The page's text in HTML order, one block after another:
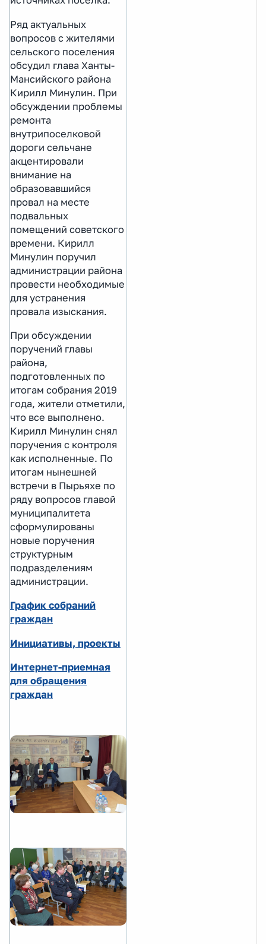
Ряд актуальных
вопросов с жителями
сельского поселения
обсудил глава Ханты-
Мансийского района
Кирилл Минулин. При
обсуждении проблемы
ремонта
внутрипоселковой
дороги сельчане
акцентировали
внимание на
образовавшийся
провал на месте
подвальных
помещений советского
времени. Кирилл
Минулин поручил
администрации района
провести необходимые
для устранения
провала изыскания.
При обсуждении
поручений главы
района,
подготовленных по
итогам собрания 2019
года, жители отметили,
что все выполнено.
Кирилл Минулин снял
поручения с контроля
как исполненные. По
итогам нынешней
встречи в Пырьяхе по
ряду вопросов главой
муниципалитета
сформулированы
новые поручения
структурным
подразделениям
администрации.
График собраний
граждан
Инициативы, проекты
Интернет-приемная
для обращения
граждан